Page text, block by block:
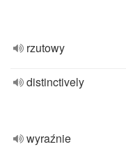
rzutowy
distinctively
wyraźnie